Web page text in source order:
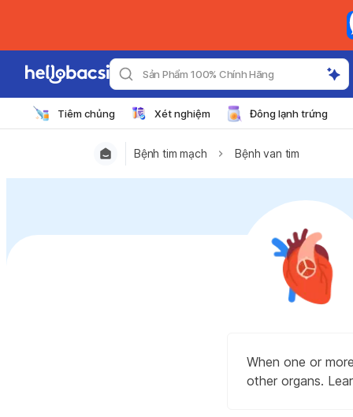
Sản Phẩm 100% Chính Hãng
Tiêm chủng Xét nghiệm Đông lạnh trứng
Bệnh tim mạch Bệnh van tim
When one or
other organs.